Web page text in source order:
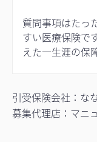
質問事項はたっ
すい医療保険で
えた一生涯の保
引受保険会社：な
募集代理店：マニ